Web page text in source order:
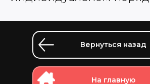
Вернуться назад
На главную